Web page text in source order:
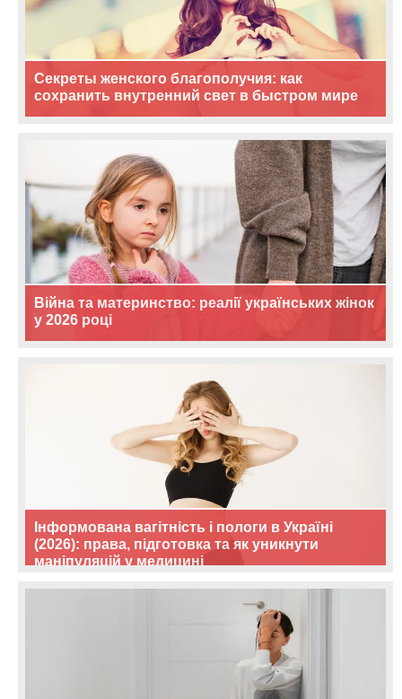
Секреты женского благополучия: как
сохранить внутренний свет в быстром мире
Війна та материнство: реалії українських жінок
у 2026 році
Інформована вагітність і пологи в Україні
(2026): права, підготовка та як уникнути
маніпуляцій у медицині